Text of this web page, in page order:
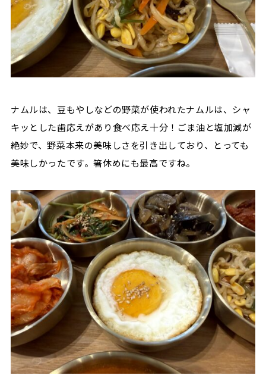
ナムルは、豆もやしなどの野菜が使われたナムルは、シャ
キッとした歯応えがあり食べ応え十分！ごま油と塩加減が
絶妙で、野菜本来の美味しさを引き出しており、とっても
美味しかったです。箸休めにも最高ですね。